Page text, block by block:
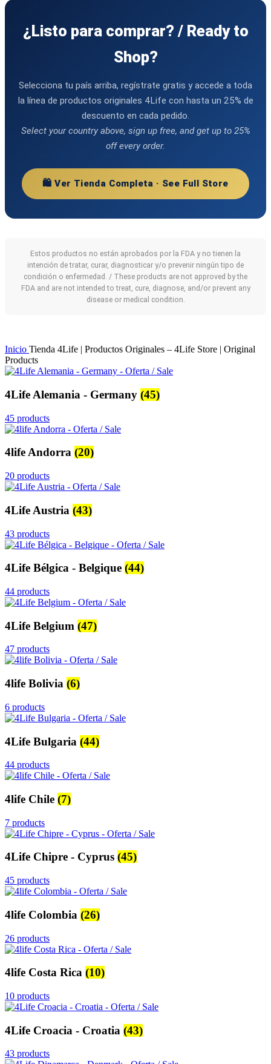
¿Listo para comprar? / Ready to
Shop?
Selecciona tu país arriba, regístrate gratis y accede a toda
la línea de productos originales 4Life con hasta un 25% de
descuento en cada pedido.
Select your country above, sign up free, and get up to 25%
off every order.
🛍️ Ver Tienda Completa · See Full Store
Estos productos no están aprobados por la FDA y no tienen la
intención de tratar, curar, diagnosticar y/o prevenir ningún tipo de
condición o enfermedad. / These products are not approved by the
FDA and are not intended to treat, cure, diagnose, and/or prevent any
disease or medical condition.
Inicio Tienda 4Life | Productos Originales – 4Life Store | Original
Products
4Life Alemania - Germany (45)
45 products
4life Andorra (20)
20 products
4Life Austria (43)
43 products
4Life Bélgica - Belgique (44)
44 products
4Life Belgium (47)
47 products
4life Bolivia (6)
6 products
4Life Bulgaria (44)
44 products
4life Chile (7)
7 products
4Life Chipre - Cyprus (45)
45 products
4life Colombia (26)
26 products
4life Costa Rica (10)
10 products
4Life Croacia - Croatia (43)
43 products